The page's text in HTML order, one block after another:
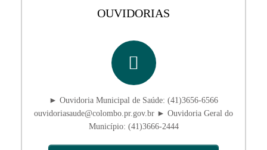
OUVIDORIAS
► Ouvidoria Municipal de Saúde: (41)3656-6566
ouvidoriasaude@colombo.pr.gov.br ► Ouvidoria Geral do
Município: (41)3666-2444